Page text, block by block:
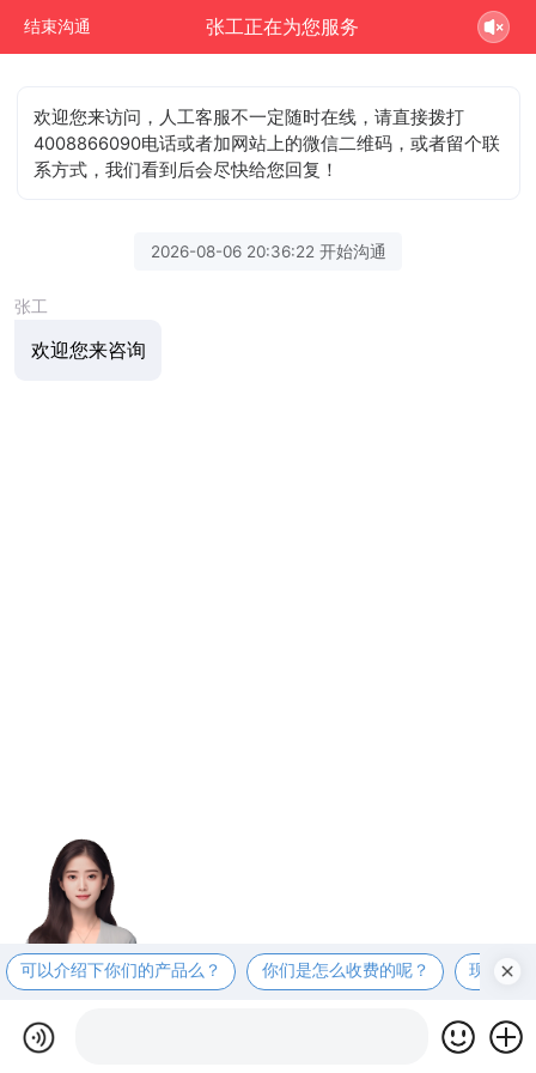
结束沟通 张工正在为您服务
欢迎您来访问，人工客服不一定随时在线，请直接拨打
4008866090电话或者加网站上的微信二维码，或者留个联
系方式，我们看到后会尽快给您回复！
2026-08-06 20:36:22 开始沟通
张工
欢迎您来咨询
可以介绍下你们的产品么？ 你们是怎么收费的呢？ 现在有